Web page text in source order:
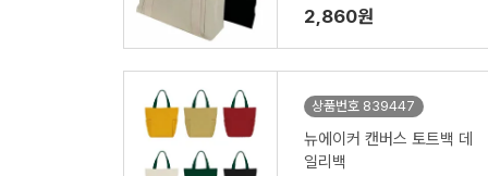
2,860원
상품번호 839447
뉴에이커 캔버스 토트백 데
일리백